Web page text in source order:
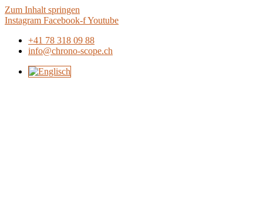
Zum Inhalt springen
Instagram Facebook-fYoutube
+41 78 318 09 88
info@chrono-scope.ch